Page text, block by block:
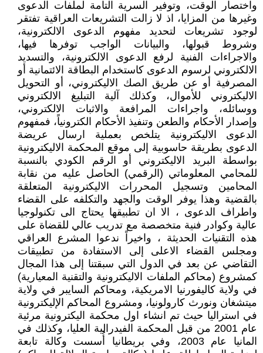
واختصار الوقت، وتوفير السرية التامة لملفات الدعوى
وغيرها من المزايا، اذ لا زالت التشريعات العراقية تفتقر
لوجود تشريعات لتحديد مفهوم الدعوى الالكترونية،
وشروط قبولها، والبيانات الواجب توفرها فيها،
والاجراءات الفنية لرفع الدعوى الالكترونية، والتسديد
الالكتروني لرسوم الدعوى كاستخدام البطاقة الائتمانية أو
المصرفية أو عن طريق الصك الاليكتروني، أو التحويل
الاليكتروني للأموال، وكذلك آلية التبليغ الالكتروني
ووسائله، واجراءات المرافعة والاثبات الالكتروني،
وإصدار الأحكام والطعن وتنفيذ الأحكام الكترونياً، فمفهوم
الدعوى الاليكترونية يتلخص بعملية ارسال عريضة
الدعوى بطريقة حاسوبية إلى موقع المحكمة الاليكترونية
بواسطة البريد الاليكتروني أو الرقم الكودي بالنسبة
للمحامي المعلوماتي (الرقمي) الحاصل عليه من نقابة
المحامين وتسجيل المحررات الاليكترونية المتعلقة
بالقضية وهذا يوفر الوقت والجهد والتكلفه على القضاء
واطراف الدعوى ، الا ان تطبيقها يحتاج الى تكنولوجيا
عالية وكوادر فنية متخصصة مع تدريب عالي للقضاة على
هذه التقنيات الحديثة ، واخيراً ندعوا المشرع العراقي
ومجلس القضاء الاعلى إلى الاستفادة من تطبيقات
التقاضي عن بعد في الدول التي سبقتنا إلى هذا المجال
كمشروع (محاكم الملفات الاليكترونية والتقنية المعيارية)
في ولاية كاليفورنيا الامريكية، ومحاكم السايبر في ولاية
ميتشغان ونورث كارولونيا، ومشروع المحاكم الإليكترونية
في استراليا حيث تم انشاء اول محكمة اليكترونية مرئية
عام 2001 من قبل المحكمة الفيدرالية العليا، وكذلك في
المانيا عام 2003، وفي بريطانيا أُسست وكالة تابعة